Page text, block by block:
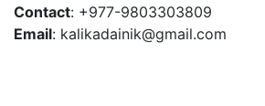
Contact: +977-9803303809
Email: kalikadainik@gmail.com